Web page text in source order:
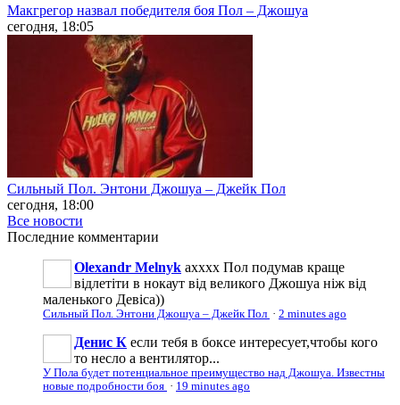
Макгрегор назвал победителя боя Пол – Джошуа
сегодня, 18:05
Сильный Пол. Энтони Джошуа – Джейк Пол
сегодня, 18:00
Все новости
Последние комментарии
Olexandr Melnyk ахххх Пол подумав краще
відлетіти в нокаут від великого Джошуа ніж від
маленького Девіса))
Сильный Пол. Энтони Джошуа – Джейк Пол · 2 minutes ago
Денис К если тебя в боксе интересует,чтобы кого
то несло а вентилятор...
У Пола будет потенциальное преимущество над Джошуа. Известны
новые подробности боя · 19 minutes ago